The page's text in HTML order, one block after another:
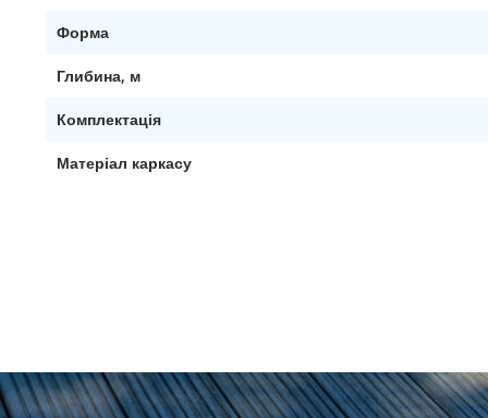
Форма
Глибина, м
Комплектація
Матеріал каркасу